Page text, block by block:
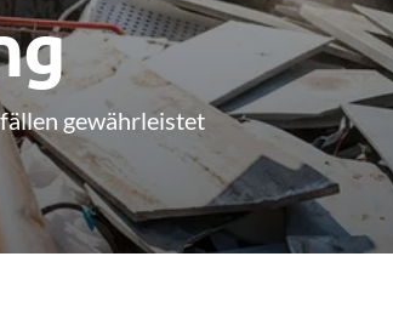
gewährleistet